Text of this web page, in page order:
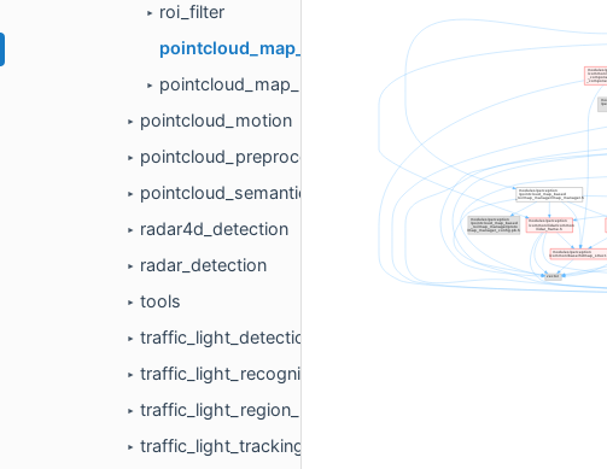
►
roi_filter
pointcloud_map_based_roi_component.cc
► pointcloud_map_based_roi_component.h
► pointcloud_motion
► pointcloud_preprocess
► pointcloud_semantics
► radar4d_detection
► radar_detection
► tools
► traffic_light_detection
► traffic_light_recognition
► traffic_light_region_proposal
► traffic_light_tracking